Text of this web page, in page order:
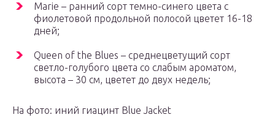
Marie – ранний сорт темно-синего цвета с
фиолетовой продольной полосой цветет 16-18
дней;
Queen of the Blues – среднецветущий сорт
светло-голубого цвета со слабым ароматом,
высота – 30 см, цветет до двух недель;
На фото: иний гиацинт Blue Jacket